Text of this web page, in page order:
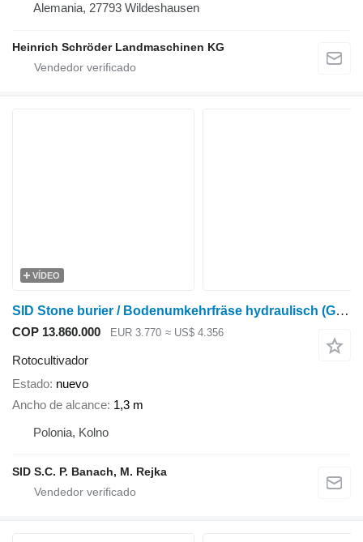
Alemania, 27793 Wildeshausen
Heinrich Schröder Landmaschinen KG
VÍDEO
SID Stone burier / Bodenumkehrfräse hydraulisch (GB-2)
COP 13.860.000 EUR 3.770 ≈ US$ 4.356
Rotocultivador
Estado nuevo
Ancho de alcance 1,3 m
Polonia, Kolno
SID S.C. P. Banach, M. Rejka